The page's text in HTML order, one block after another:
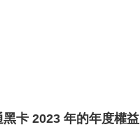
卡 2023 年的年度權益